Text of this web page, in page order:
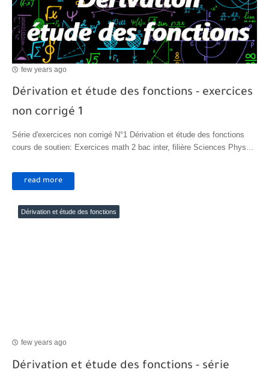
few years ago
Dérivation et étude des fonctions - exercices
non corrigé 1
Série d'exercices non corrigé N°1 Dérivation et étude des fonctions
cours de soutien: Exercices math 2 bac inter, filière Sciences Phys...
read more
Dérivation et étude des fonctions
few years ago
Dérivation et étude des fonctions - série